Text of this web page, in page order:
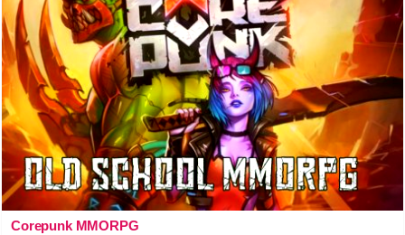
Corepunk MMORPG